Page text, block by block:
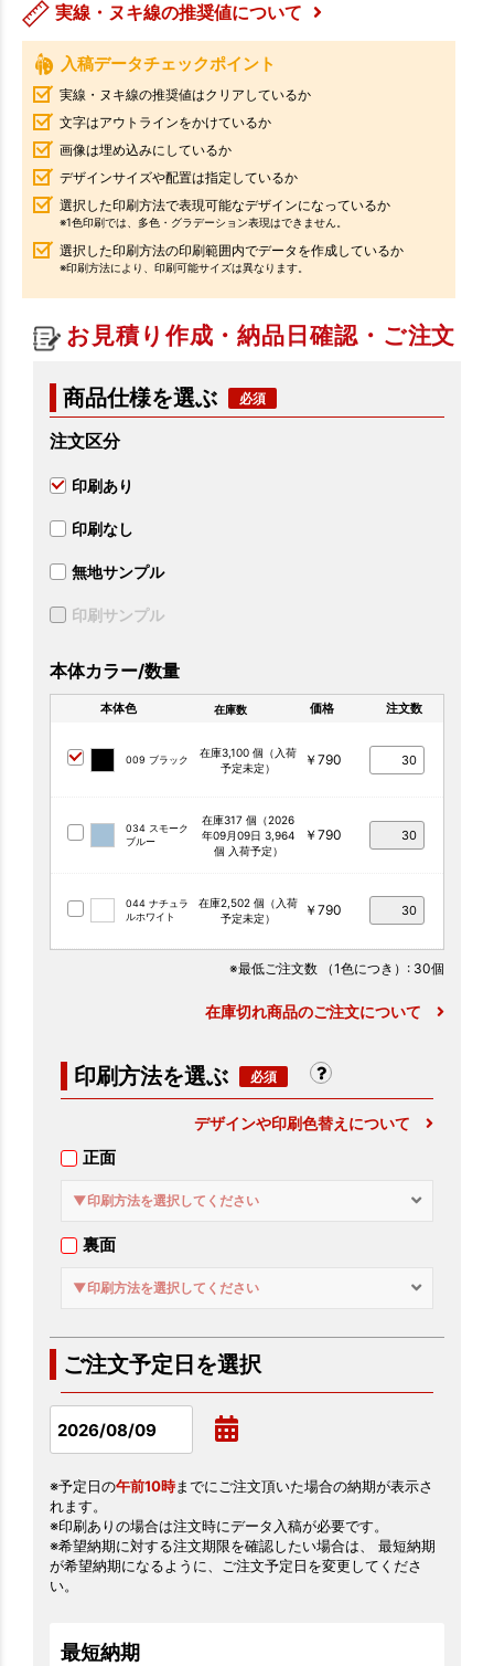
実線・ヌキ線の推奨値について
入稿データチェックポイント
実線・ヌキ線の推奨値はクリアしているか
文字はアウトラインをかけているか
画像は埋め込みにしているか
デザインサイズや配置は指定しているか
選択した印刷方法で表現可能なデザインになっているか
※1色印刷では、多色・グラデーション表現はできません。
選択した印刷方法の印刷範囲内でデータを作成しているか
※印刷方法により、印刷可能サイズは異なります。
お見積り作成・納品日確認・ご注文
商品仕様を選ぶ
注文区分
印刷あり
印刷なし
無地サンプル
印刷サンプル
本体カラー/数量
本体色 在庫数 価格 注文数
009 ブラック
在庫3,100 個（入荷
予定未定）
￥790
034 スモーク
ブルー
在庫317 個（2026
年09月09日 3,964
個 入荷予定）
￥790
044 ナチュラ
ルホワイト
在庫2,502 個（入荷
予定未定）
￥790
※最低ご注文数 （1色につき） : 30個
在庫切れ商品のご注文について
印刷方法を選ぶ
デザインや印刷色替えについて
正面
▼印刷方法を選択してください
裏面
▼印刷方法を選択してください
ご注文予定日を選択
※予定日の午前10時までにご注文頂いた場合の納期が表示さ
れます。
※印刷ありの場合は注文時にデータ入稿が必要です。
※希望納期に対する注文期限を確認したい場合は、 最短納期
が希望納期になるように、ご注文予定日を変更してくださ
い。
最短納期